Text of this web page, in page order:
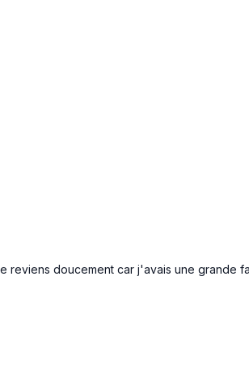
reviens doucement car j'avais une grande